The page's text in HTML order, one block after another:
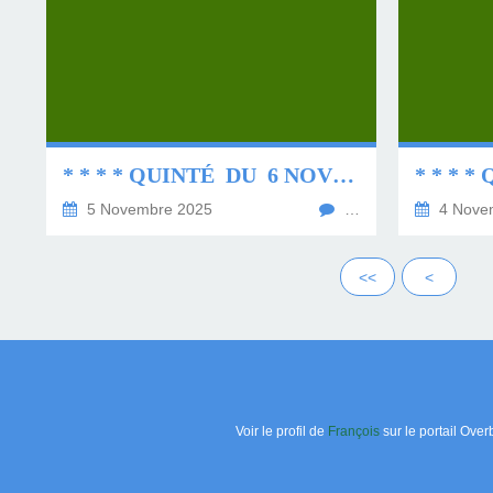
* * * * QUINTÉ DU 6 NOVEMBRE 2025 * * * *
5 Novembre 2025 4
<< <
Voir le profil de François sur le portail